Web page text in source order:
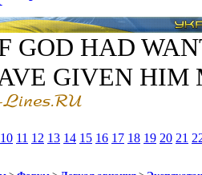
GOD HAD
GIVEN HIM
10 11 12 13 14 15 16 17 18 19 20 21